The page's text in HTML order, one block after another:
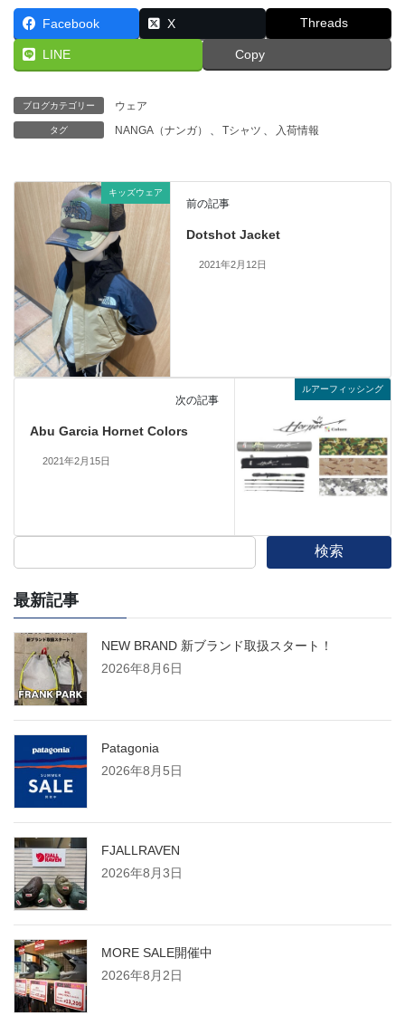
Facebook X Threads
LINE Copy
ブログカテゴリー ウェア
タグ NANGA（ナンガ） Tシャツ 入荷情報
キッズウェア
前の記事
Dotshot Jacket
2021年2月12日
ルアーフィッシング
次の記事
Abu Garcia Hornet Colors
2021年2月15日
検索
最新記事
NEW BRAND 新ブランド取扱スタート！
2026年8月6日
Patagonia
2026年8月5日
FJALLRAVEN
2026年8月3日
MORE SALE開催中
2026年8月2日